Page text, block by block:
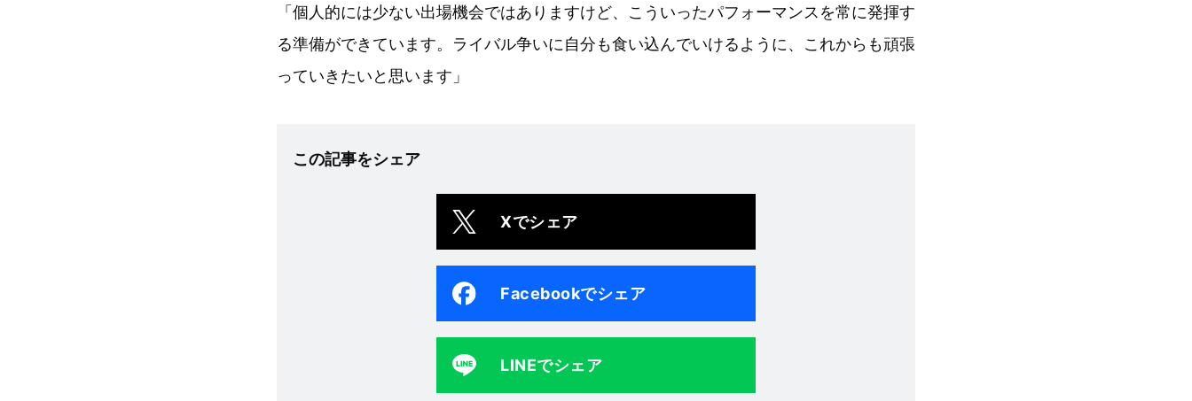
「個人的には少ない出場機会ではありますけど、こういったパフォーマンスを常に発揮す
る準備ができています。ライバル争いに自分も食い込んでいけるように、これからも頑張
っていきたいと思います」
この記事をシェア
Xでシェア
Facebookでシェア
LINEでシェア